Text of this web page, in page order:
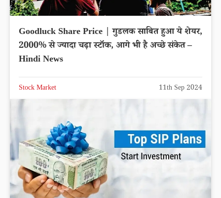
Goodluck Share Price | गुडलक साबित हुआ ये शेयर,
2000% से ज्यादा चढ़ा स्टॉक, आगे भी है अच्छे संकेत –
Hindi News
Stock Market 11th Sep 2024